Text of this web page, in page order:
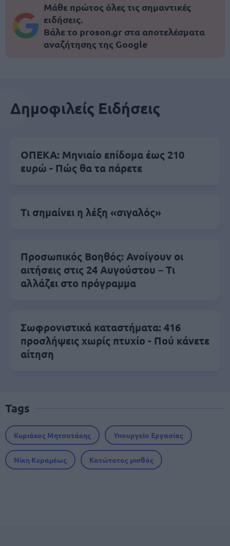
Μάθε πρώτος όλες τις σημαντικές
ειδήσεις.
Βάλε το proson.gr στα αποτελέσματα
αναζήτησης της Google
Δημοφιλείς Ειδήσεις
ΟΠΕΚΑ: Μηνιαίο επίδομα έως 210
ευρώ - Πώς θα τα πάρετε
Τι σημαίνει η λέξη «σιγαλός»
Προσωπικός Βοηθός: Ανοίγουν οι
αιτήσεις στις 24 Αυγούστου – Τι
αλλάζει στο πρόγραμμα
Σωφρονιστικά καταστήματα: 416
προσλήψεις χωρίς πτυχίο - Πού κάνετε
αίτηση
Tags
Κυριάκος Μητσοτάκης Υπουργείο Εργασίας
Νίκη Κεραμέως Κατώτατος μισθός